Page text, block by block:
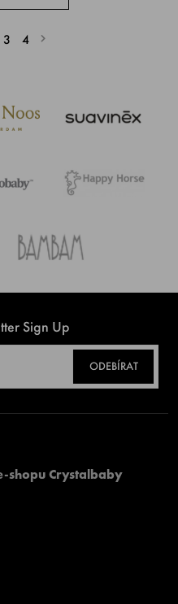
3 4
Sign Up
ODEBÍRAT
shopu Crystalbaby